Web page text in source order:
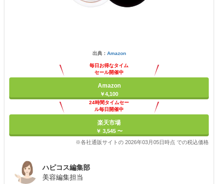
出典： Amazon
毎日お得なタイム
セール開催中
Amazon
￥4,100
24時間タイムセー
ル毎日開催中
楽天市場
￥ 3,545 〜
※各社通販サイトの 2026年03月05日時点 での税込価格
ハピコス編集部
美容編集担当